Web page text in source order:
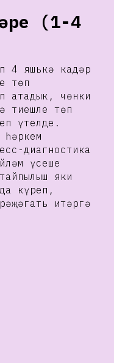
(1-4
4 яшькә кадәр
төп
атадык, чөнки
тиешле төп
үтелде.
диагностика
үсеше
яки
күреп,
итәргә